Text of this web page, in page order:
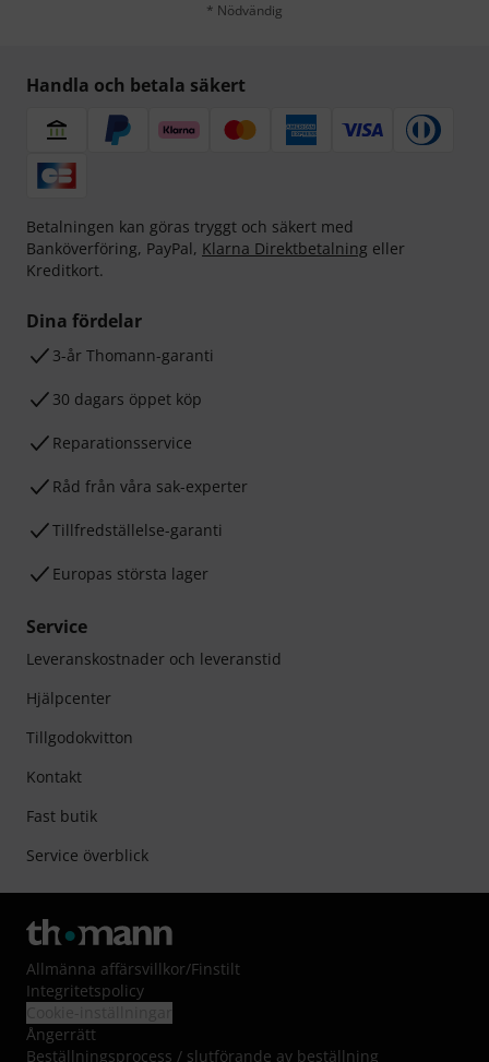
* Nödvändig
Handla och betala säkert
Betalningen kan göras tryggt och säkert med
Banköverföring, PayPal, Klarna Direktbetalning eller
Kreditkort.
Dina fördelar
3-år Thomann-garanti
30 dagars öppet köp
Reparationsservice
Råd från våra sak-experter
Tillfredställelse-garanti
Europas största lager
Service
Leveranskostnader och leveranstid
Hjälpcenter
Tillgodokvitton
Kontakt
Fast butik
Service överblick
Allmänna affärsvillkor/Finstilt
Integritetspolicy
Ångerrätt
Beställningsprocess / slutförande av beställning